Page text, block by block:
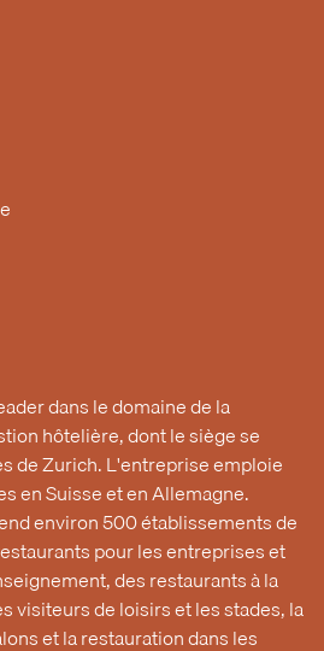
dans le domaine de la
hôtelière, dont le siège se
de Zurich. L'entreprise emploie
en Suisse et en Allemagne.
environ 500 établissements de
pour les entreprises et
des restaurants à la
visiteurs de loisirs et les stades, la
et la restauration dans les